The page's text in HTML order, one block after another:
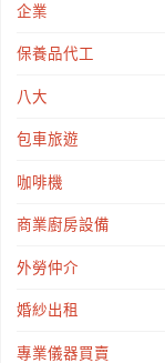
企業
保養品代工
八大
包車旅遊
咖啡機
商業廚房設備
外勞仲介
婚紗出租
專業儀器買賣